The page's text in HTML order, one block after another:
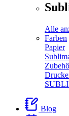
Alle
Farben
Papier
Blog